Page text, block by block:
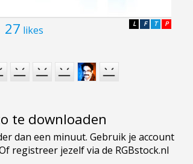
27 likes P
T
F
L
te downloaden